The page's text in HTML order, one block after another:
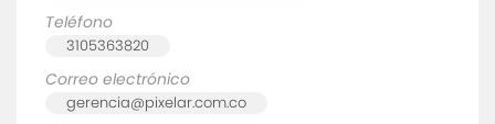
Teléfono
3105363820
Correo electrónico
gerencia@pixelar.com.co